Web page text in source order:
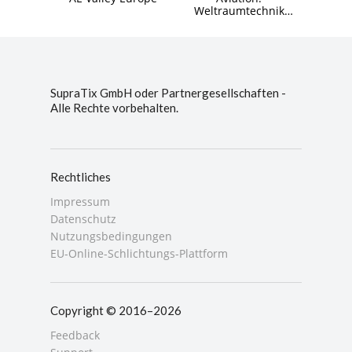
Weltraumtechnik
SupraTix GmbH oder Partnergesellschaften -
Alle Rechte vorbehalten.
Rechtliches
Impressum
Datenschutz
Nutzungsbedingungen
EU-Online-Schlichtungs-Plattform
Copyright © 2016–2026
Feedback